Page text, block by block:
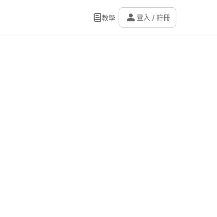
教學 person 登入 / 註冊